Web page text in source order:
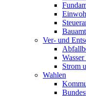
Bauamt
Ver- und
Strom
Wahlen